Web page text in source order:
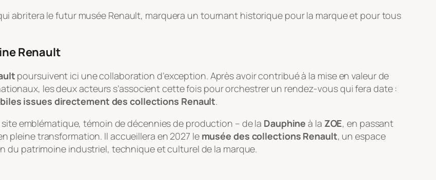
abritera le futur musée Renault, marquera un tournant historique pour la marque et pour tous
Renault
poursuivent ici une collaboration d’exception. Après avoir contribué à la mise en valeur de
les deux acteurs s’associent cette fois pour orchestrer un rendez-vous qui fera date :
issues directement des collections Renault.
site emblématique, témoin de décennies de production – de la Dauphine à la ZOE, en passant
pleine transformation. Il accueillera en 2027 le musée des collections Renault, un espace
du patrimoine industriel, technique et culturel de la marque.